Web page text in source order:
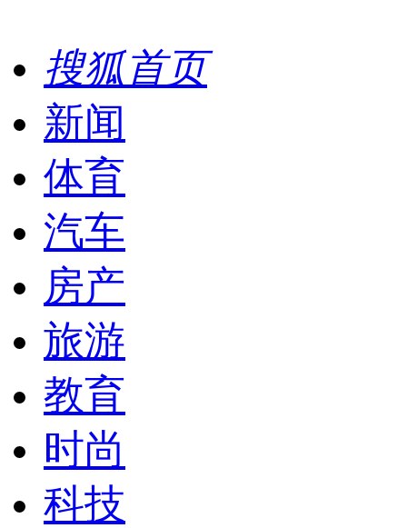
搜狐首页
新闻
体育
汽车
房产
旅游
教育
时尚
科技